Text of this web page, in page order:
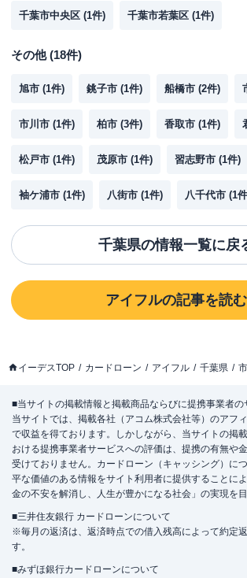
千葉市中央区 (1件) 千葉市若葉区 (1件)
その他(18件)
旭市 (1件) 銚子市 (1件) 船橋市 (2件)
市川市 (1件) 柏市 (3件) 香取市 (1件)
松戸市 (1件) 茂原市 (1件) 習志野市 (1件)
袖ケ浦市 (1件) 八街市 (1件) 八千代市 (1
千葉県の情報一覧に戻
アイフルの記事を読む
イーデスTOP カードローン アイフル 千葉県
■当サイトの掲載情報と掲載商品ならびに提携事業者の
当サイトでは、掲載各社（アコム株式会社等）のアフ
で収益を得ております。しかしながら、当サイトの掲
おける提携事業者サービスへの評価は、提携の有無や
受けておりません。カードローン（キャッシング）に
平な価値のある情報をサイト利用者に提供することに
金の不安を解消し、人生が豊かになる社会」の実現を目
■三井住友銀行 カードローンについて
※毎月の返済は、返済時点での借入残高によって約定
す。
■みずほ銀行カードローンについて